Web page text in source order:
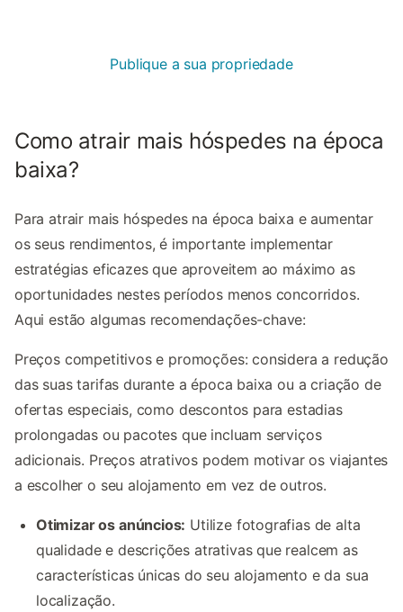
Publique a sua propriedade
Como atrair mais hóspedes na época
baixa?
Para atrair mais hóspedes na época baixa e aumentar
os seus rendimentos, é importante implementar
estratégias eficazes que aproveitem ao máximo as
oportunidades nestes períodos menos concorridos.
Aqui estão algumas recomendações-chave:
Preços competitivos e promoções: considera a redução
das suas tarifas durante a época baixa ou a criação de
ofertas especiais, como descontos para estadias
prolongadas ou pacotes que incluam serviços
adicionais. Preços atrativos podem motivar os viajantes
a escolher o seu alojamento em vez de outros.
Otimizar os anúncios: Utilize fotografias de alta
qualidade e descrições atrativas que realcem as
características únicas do seu alojamento e da sua
localização.